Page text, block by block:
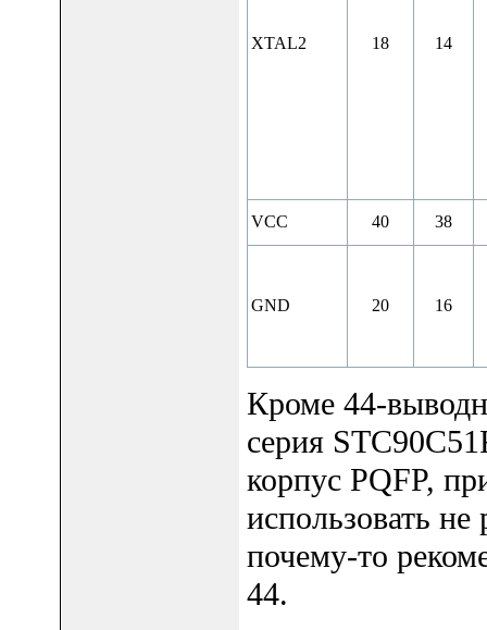
XTAL2 18 14
VCC 40 38
GND 20 16
Кроме 44-
серия
корпус PQFP,
использовать
почему-то
44.